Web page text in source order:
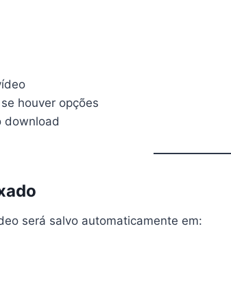
houver opções
download
será salvo automaticamente em: